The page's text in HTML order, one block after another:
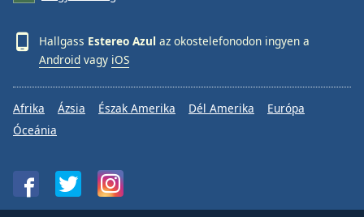
Hallgass Estereo Azul az okostelefonodon ingyen a
Android vagy iOS
Afrika Ázsia Észak Amerika Dél Amerika
Európa
Óceánia